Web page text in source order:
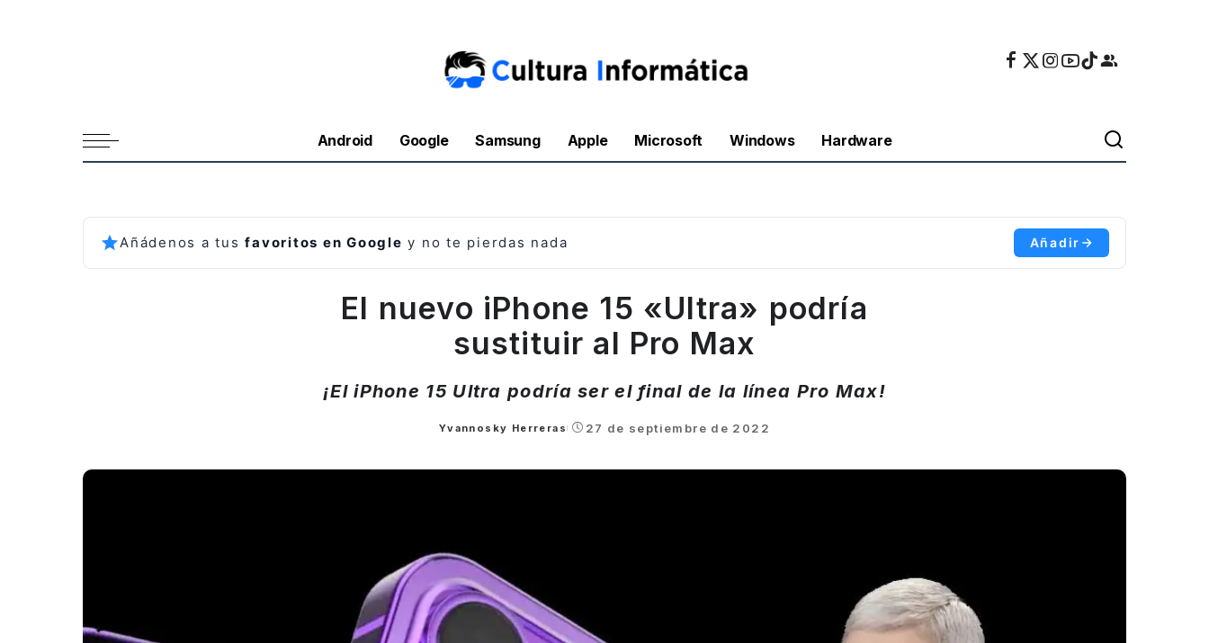
Android Google Samsung Apple Microsoft Windows Hardware
Añádenos a tusfavoritos en Google y no te pierdas nada Añadir
El nuevo iPhone 15 «Ultra» podría
sustituir al Pro Max
¡El iPhone 15 Ultra podría ser el final de la línea Pro Max!
Posted
Yvannosky Herreras 27 de septiembre de 2022